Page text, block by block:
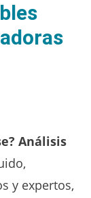
Análisis
y expertos,